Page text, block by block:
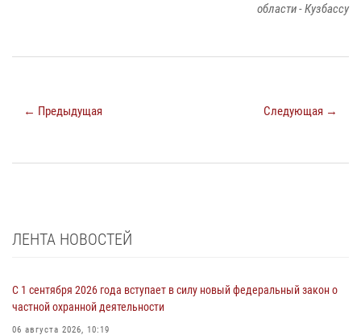
области - Кузбассу
← Предыдущая Следующая →
ЛЕНТА НОВОСТЕЙ
С 1 сентября 2026 года вступает в силу новый федеральный закон о
частной охранной деятельности
06 августа 2026, 10:19